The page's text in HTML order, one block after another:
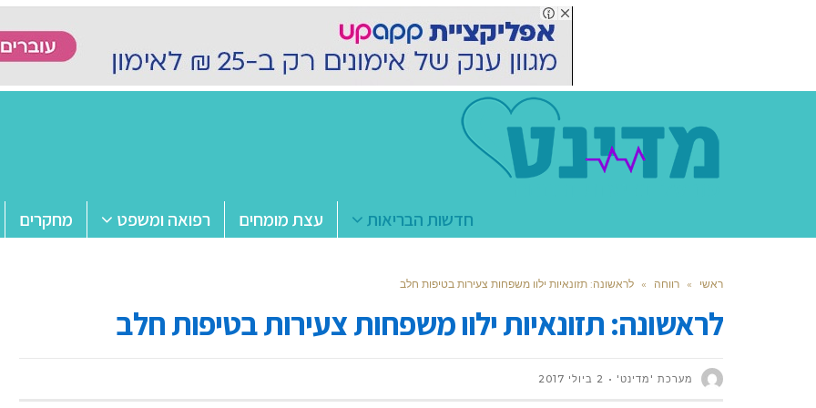
חדשות הבריאות עצת מומחים רפואה ומשפט מחקרים
ראשי » רווחה » לראשונה: תזונאיות ילוו משפחות צעירות בטיפות חלב
לראשונה: תזונאיות ילוו משפחות צעירות בטיפות חלב
מערכת 'מדינט' 2 ביולי 2017